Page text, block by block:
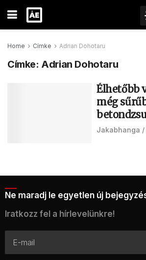
Home Címke Adrian Dohotaru
Címke: Adrian Dohotaru
Élhetőbb
még
Jakabhanga
Ne maradj le egyetlen új
Iratkozz fel a hírlevelünkre!